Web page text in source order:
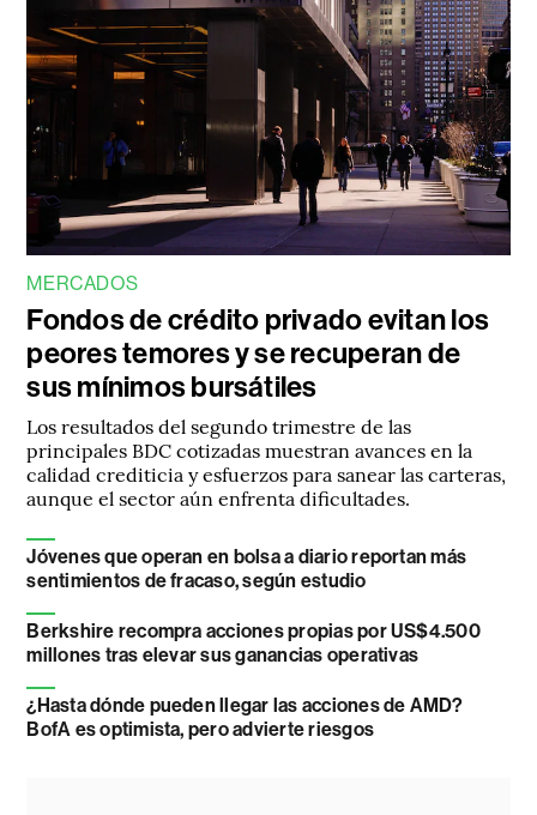
MERCADOS
Fondos de crédito privado evitan los
peores temores y se recuperan de
sus mínimos bursátiles
Los resultados del segundo trimestre de las
principales BDC cotizadas muestran avances en la
calidad crediticia y esfuerzos para sanear las carteras,
aunque el sector aún enfrenta dificultades.
Jóvenes que operan en bolsa a diario reportan más
sentimientos de fracaso, según estudio
Berkshire recompra acciones propias por US$4.500
millones tras elevar sus ganancias operativas
¿Hasta dónde pueden llegar las acciones de AMD?
BofA es optimista, pero advierte riesgos